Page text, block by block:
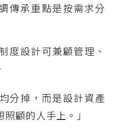
傳承重點是按需求分
度設計可兼顧管理、
分掉，而是設計資產
顧的人手上。」